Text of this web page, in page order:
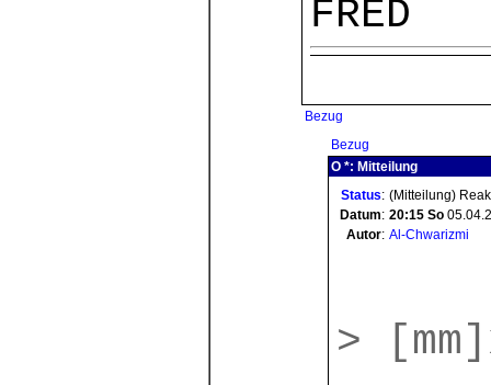
FRED
Bezug
Bezug
O *: Mitteilung
Status: (Mitteilung)
Datum: 20:15 So
Autor: Al-Chwarizmi
>